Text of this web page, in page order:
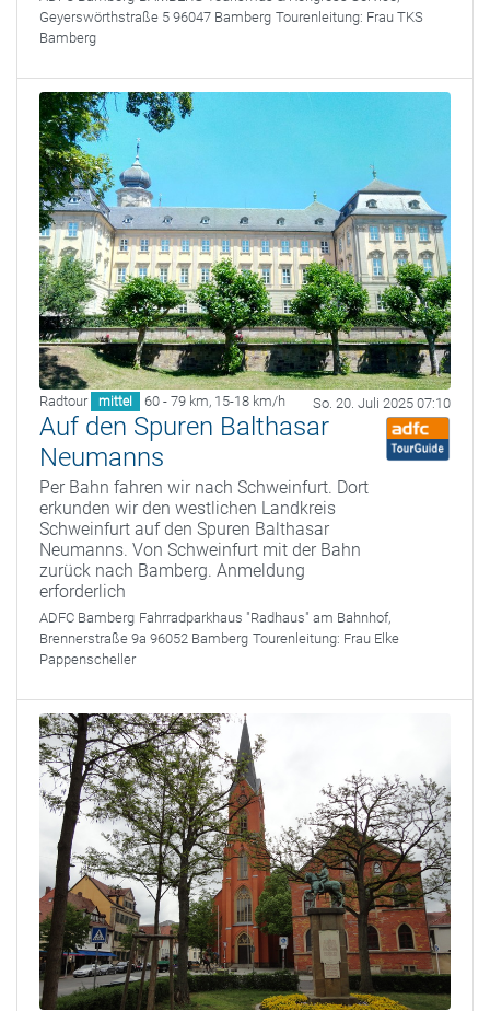
Geyerswörthstraße 5 96047 Bamberg Tourenleitung: Frau TKS
Bamberg
Radtour mittel 60 - 79 km, 15-18 km/h So. 20. Juli 2025 07:10
Auf den Spuren Balthasar
Neumanns
Per Bahn fahren wir nach Schweinfurt. Dort
erkunden wir den westlichen Landkreis
Schweinfurt auf den Spuren Balthasar
Neumanns. Von Schweinfurt mit der Bahn
zurück nach Bamberg. Anmeldung
erforderlich
ADFC Bamberg Fahrradparkhaus "Radhaus" am Bahnhof,
Brennerstraße 9a 96052 Bamberg Tourenleitung: Frau Elke
Pappenscheller